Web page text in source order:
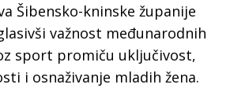
Šibensko-kninske županije
važnost međunarodnih
sport promiču uključivost,
i osnaživanje mladih žena.